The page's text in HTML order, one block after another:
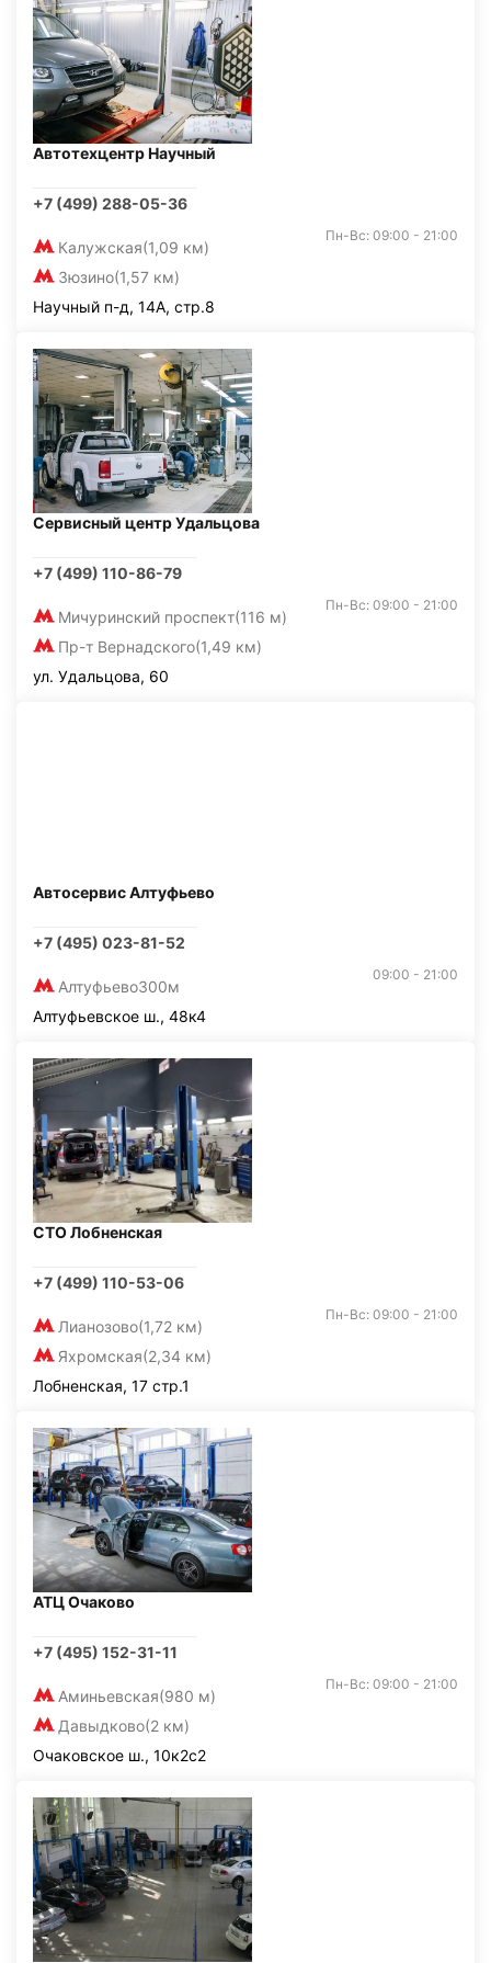
Автотехцентр Научный
+7 (499) 288-05-36
Калужская(1,09 км)
Зюзино(1,57 км)
Пн-Вс: 09:00 - 21:00
Научный п-д, 14А, стр.8
Сервисный центр Удальцова
+7 (499) 110-86-79
Мичуринский проспект(116 м)
Пр-т Вернадского(1,49 км)
Пн-Вс: 09:00 - 21:00
ул. Удальцова, 60
Автосервис Алтуфьево
+7 (495) 023-81-52
Алтуфьево300м
09:00 - 21:00
Алтуфьевское ш., 48к4
СТО Лобненская
+7 (499) 110-53-06
Лианозово(1,72 км)
Яхромская(2,34 км)
Пн-Вс: 09:00 - 21:00
Лобненская, 17 стр.1
АТЦ Очаково
+7 (495) 152-31-11
Аминьевская(980 м)
Давыдково(2 км)
Пн-Вс: 09:00 - 21:00
Очаковское ш., 10к2с2